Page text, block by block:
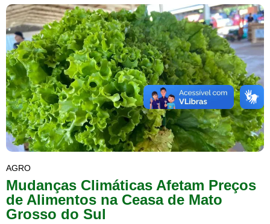
AGRO
Mudanças Climáticas Afetam Preços
de Alimentos na Ceasa de Mato
Grosso do Sul